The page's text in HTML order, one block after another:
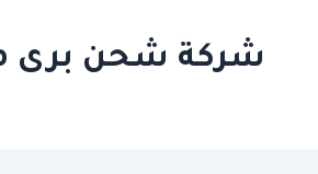
شركة شحن برى